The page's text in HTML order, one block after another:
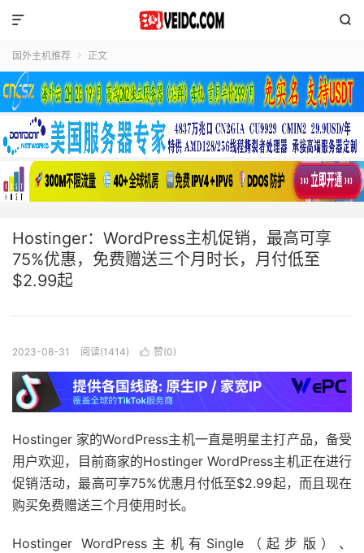


国外主机推荐  正文
Hostinger：WordPress主机促销，最高可享
75%优惠，免费赠送三个月时长，月付低至
$2.99起
2023-08-31 阅读(1414)  赞(0)
Hostinger 家的WordPress主机一直是明星主打产品，备受
用户欢迎，目前商家的Hostinger WordPress主机正在进行
促销活动，最高可享75%优惠月付低至$2.99起，而且现在
购买免费赠送三个月使用时长。
Hostinger WordPress主机有Single（起步版）、